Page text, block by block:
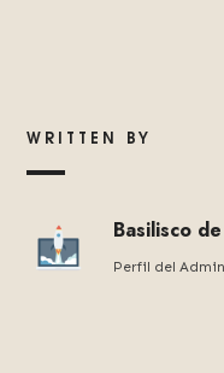
WRITTEN BY
Basilisco
Perfil del